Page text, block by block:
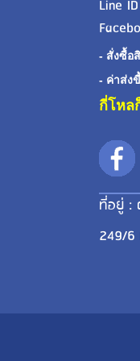
Line
- สั่งซื้อ
- ค่าส่ง
กี่โหล
ที่อยู่ :
249/6